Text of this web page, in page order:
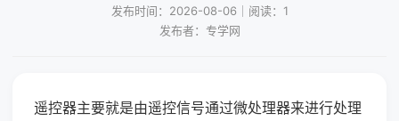
发布时间：2026-08-06｜阅读：1
发布者：专学网
遥控器主要就是由遥控信号通过微处理器来进行处理